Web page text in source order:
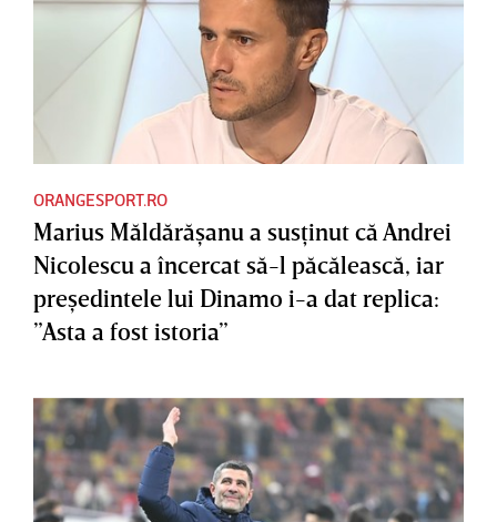
ORANGESPORT.RO
Marius Măldărăşanu a susţinut că Andrei
Nicolescu a încercat să-l păcălească, iar
preşedintele lui Dinamo i-a dat replica:
”Asta a fost istoria”